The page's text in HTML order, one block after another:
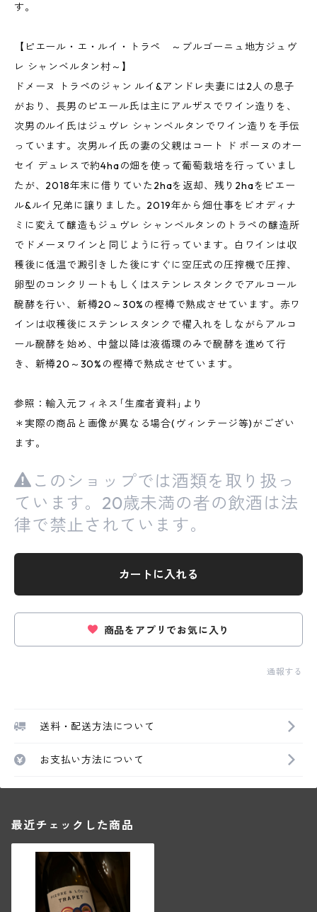
す。
【ピエール・エ・ルイ・トラペ ～ブルゴーニュ地方ジュヴ
レ シャンベルタン村～】
ドメーヌ トラペのジャン ルイ&アンドレ夫妻には2人の息子
がおり、長男のピエール氏は主にアルザスでワイン造りを、
次男のルイ氏はジュヴレ シャンベルタンでワイン造りを手伝
っています。次男ルイ氏の妻の父親はコート ド ボーヌのオー
セイ デュレスで約4haの畑を使って葡萄栽培を行っていまし
たが、2018年末に借りていた2haを返却、残り2haをピエー
ル&ルイ兄弟に譲りました。2019年から畑仕事をビオディナ
ミに変えて醸造もジュヴレ シャンベルタンのトラペの醸造所
でドメーヌワインと同じように行っています。白ワインは収
穫後に低温で澱引きした後にすぐに空圧式の圧搾機で圧搾、
卵型のコンクリートもしくはステンレスタンクでアルコール
醗酵を行い、新樽20～30%の樫樽で熟成させています。赤ワ
インは収穫後にステンレスタンクで櫂入れをしながらアルコ
ール醗酵を始め、中盤以降は液循環のみで醗酵を進めて行
き、新樽20～30%の樫樽で熟成させています。
参照：輸入元フィネス｢生産者資料｣より
＊実際の商品と画像が異なる場合(ヴィンテージ等)がござい
ます。
このショップでは酒類を取り扱っ
ています。20歳未満の者の飲酒は法
律で禁止されています。
カートに入れる
商品をアプリでお気に入り
通報する
送料・配送方法について
お支払い方法について
最近チェックした商品